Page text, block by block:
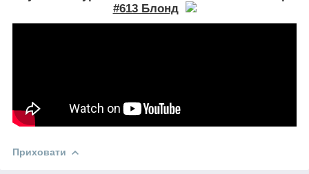
#613 Блонд
Приховати